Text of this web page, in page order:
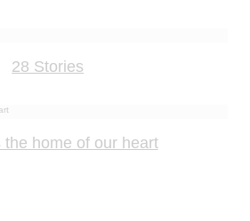
28 Stories
the home of our heart